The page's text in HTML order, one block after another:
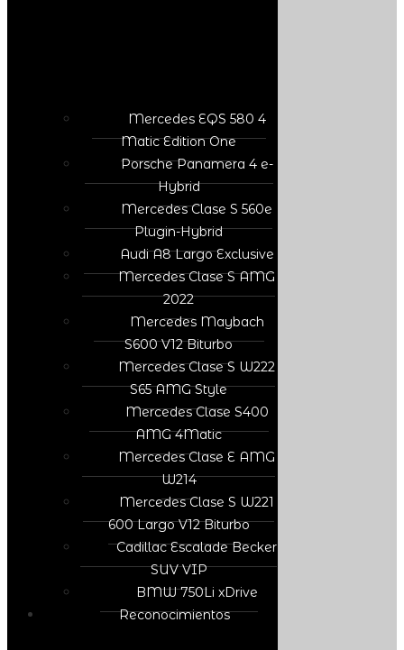
Mercedes EQS 580 4
Matic Edition One
Porsche Panamera 4 e-
Hybrid
Mercedes Clase S 560e
Plugin-Hybrid
Audi A8 Largo Exclusive
Mercedes Clase S AMG
2022
Mercedes Maybach
S600 V12 Biturbo
Mercedes Clase S W222
S65 AMG Style
Mercedes Clase S400
AMG 4Matic
Mercedes Clase E AMG
W214
Mercedes Clase S W221
600 Largo V12 Biturbo
Cadillac Escalade Becker
SUV VIP
BMW 750Li xDrive
Reconocimientos